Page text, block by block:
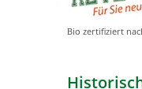
Bio zertifiziert